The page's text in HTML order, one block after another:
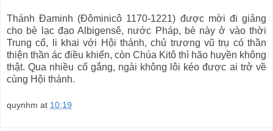
Thánh Ðaminh (Đôminicô 1170-1221) được mời đi giảng
cho bè lạc đạo Albigensê, nước Pháp, bè này ở vào thời
Trung cổ, li khai với Hội thánh, chủ trương vũ trụ có thần
thiện thần ác điều khiển, còn Chúa Kitô thì hão huyền không
thật. Qua nhiều cố gắng, ngài không lôi kéo được ai trở về
cùng Hội thánh.
quynhm at 10:19